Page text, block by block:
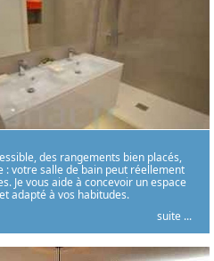
des rangements bien placés,
: votre salle de bain peut réellement
Je vous aide à concevoir un espace
adapté à vos habitudes.
suite ...